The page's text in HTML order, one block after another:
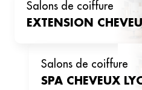
salons de coiffure
EXTENSION
salons de coiffure
SPA CHEVEUX